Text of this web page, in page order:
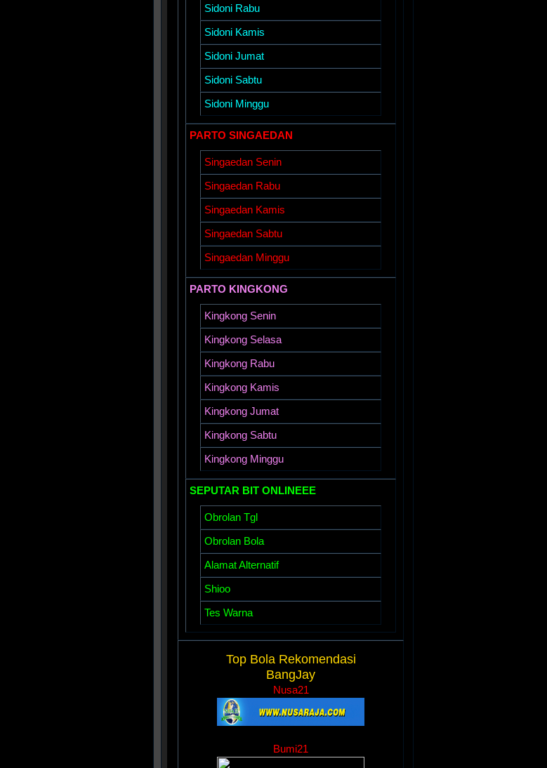
Sidoni Rabu
Sidoni Kamis
Sidoni Jumat
Sidoni Sabtu
Sidoni Minggu
PARTO SINGAEDAN
Singaedan Senin
Singaedan Rabu
Singaedan Kamis
Singaedan Sabtu
Singaedan Minggu
PARTO KINGKONG
Kingkong Senin
Kingkong Selasa
Kingkong Rabu
Kingkong Kamis
Kingkong Jumat
Kingkong Sabtu
Kingkong Minggu
SEPUTAR BIT ONLINEEE
Obrolan Tgl
Obrolan Bola
Alamat Alternatif
Shioo
Tes Warna
Top Bola Rekomendasi
BangJay
Nusa21
Bumi21